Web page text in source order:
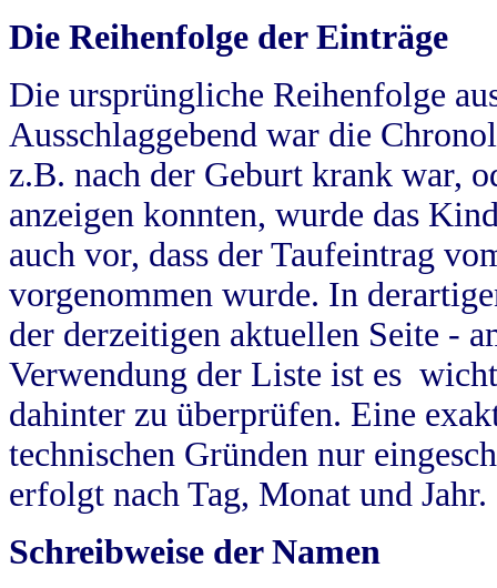
Die Reihenfolge der Einträge
Die ursprüngliche Reihenfolge
Ausschlaggebend war die
z.B. nach der Geburt krank war,
anzeigen konnten, wurde das
auch vor, dass der Taufeintrag
vorgenommen wurde. In
der derzeitigen aktuellen Seite -
Verwendung der Liste ist es
dahinter zu überprüfen. Eine
technischen Gründen nur
erfolgt nach Tag, Monat und Jahr.
Schreibweise der Namen